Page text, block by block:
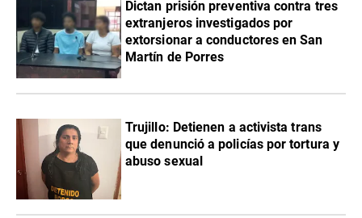
Dictan prisión preventiva contra tres
extranjeros investigados por
extorsionar a conductores en San
Martín de Porres
Trujillo: Detienen a activista trans
que denunció a policías por tortura y
abuso sexual